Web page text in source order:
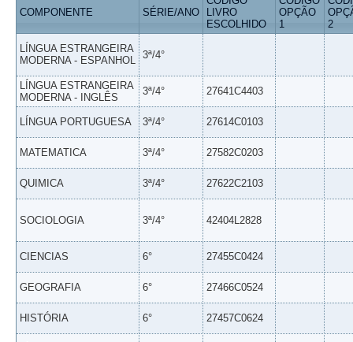
COMPONENTE SÉRIE/ANO
LIVRO
ESCOLHIDO
OPÇÃO
1
2
LÍNGUA ESTRANGEIRA
MODERNA - ESPANHOL 3ª/4°
LÍNGUA ESTRANGEIRA
MODERNA - INGLÊS
3ª/4° 27641C4403
LÍNGUA PORTUGUESA 3ª/4° 27614C0103
MATEMATICA 3ª/4° 27582C0203
QUIMICA 3ª/4° 27622C2103
SOCIOLOGIA 3ª/4° 42404L2828
CIENCIAS 6° 27455C0424
GEOGRAFIA 6° 27466C0524
HISTÓRIA 6° 27457C0624